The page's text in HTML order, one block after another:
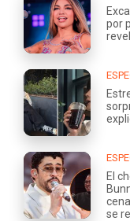
por
El
se